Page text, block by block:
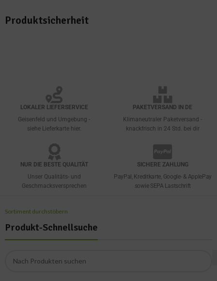
Produktsicherheit
LOKALER LIEFERSERVICE
Geisenfeld und Umgebung -
siehe Lieferkarte hier.
PAKETVERSAND IN DE
Klimaneutraler Paketversand -
knackfrisch in 24 Std. bei dir
NUR DIE BESTE QUALITÄT
Unser Qualitäts- und
Geschmacksversprechen
SICHERE ZAHLUNG
PayPal, Kreditkarte, Google- & ApplePay
sowie SEPA Lastschrift
Sortiment durchstöbern
Produkt-Schnellsuche